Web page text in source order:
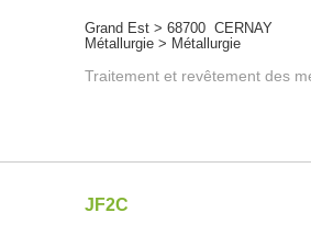
Grand Est > 68700 CERNAY
Métallurgie > Métallurgie
Traitement et revêtement des
JF2C